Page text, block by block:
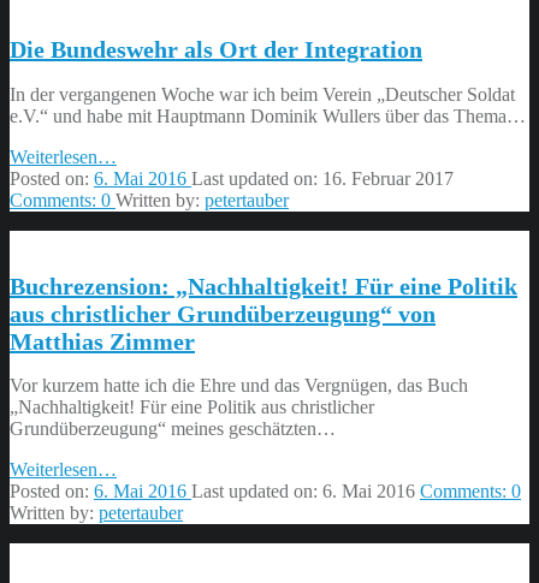
Die Bundeswehr als Ort der Integration
In der vergangenen Woche war ich beim Verein „Deutscher Soldat
e.V.“ und habe mit Hauptmann Dominik Wullers über das Thema…
Weiterlesen
Bundeswehr
als
…
Posted on: 6. Mai 2016 Last updated on: 16. Februar 2017
Comments: 0 Written by: petertauber
Buchrezension: „Nachhaltigkeit! Für eine Politik
aus christlicher Grundüberzeugung“ von
Matthias Zimmer
Vor kurzem hatte ich die Ehre und das Vergnügen, das Buch
„Nachhaltigkeit! Für eine Politik aus christlicher
Grundüberzeugung“ meines geschätzten…
Weiterlesen
„Nachhaltigkeit!
Für
…
Posted on: 6. Mai 2016 Last updated on: 6. Mai 2016 Comments: 0
Written by: petertauber